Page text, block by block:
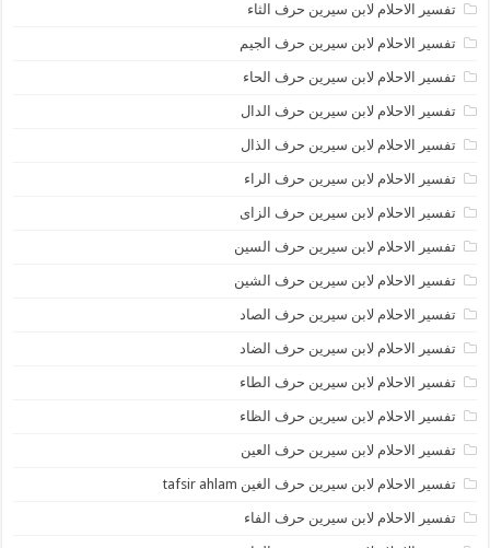
تفسير الاحلام لابن سيرين حرف الثاء
تفسير الاحلام لابن سيرين حرف الجيم
تفسير الاحلام لابن سيرين حرف الحاء
تفسير الاحلام لابن سيرين حرف الدال
تفسير الاحلام لابن سيرين حرف الذال
تفسير الاحلام لابن سيرين حرف الراء
تفسير الاحلام لابن سيرين حرف الزاى
تفسير الاحلام لابن سيرين حرف السين
تفسير الاحلام لابن سيرين حرف الشين
تفسير الاحلام لابن سيرين حرف الصاد
تفسير الاحلام لابن سيرين حرف الضاد
تفسير الاحلام لابن سيرين حرف الطاء
تفسير الاحلام لابن سيرين حرف الظاء
تفسير الاحلام لابن سيرين حرف العين
تفسير الاحلام لابن سيرين حرف الغين tafsir ahlam
تفسير الاحلام لابن سيرين حرف الفاء